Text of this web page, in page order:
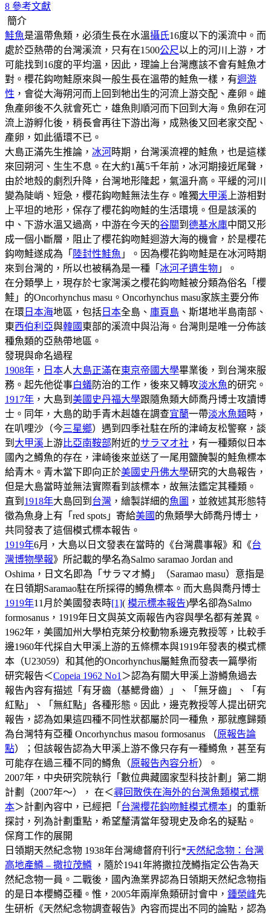
8 參考文獻
簡介
鮭魚是溫帶魚類，必須生長在水溫攝氏16度以下的溪流中。而
處於亞熱帶的台灣溪流，只有在1500公尺以上的河川上游，才
可能找到16度的平均溫，因此，理論上台灣應該不會有鮭魚才
對。櫻花鈎吻鮭原來與一般生長在溫帶的鮭魚一樣，有迴游
性 ，會從大海朔河而上回到牠出生的河流上游交配、產卵。雌
魚產卵後不久就會死亡，雄魚則順河而下回到大海。魚卵在河
流上游孵化後，稍長會再往下游出海，成熟後又回老家交配、
產卵，如此循環不已。
大島正滿先生推論， 冰河時期，台灣溪流裡的鮭魚，也是這樣
來回朔河、生生不息。在大約1萬5千年前，冰河期接近尾聲，
由於地殼的劇烈升降，台灣地形隆起，氣溫升高。平緩的河川
變為陡峭、短急，櫻花鈎吻鮭無法生存。唯獨大甲溪 上游相對
上平坦的地形，保存了櫻花鈎吻鮭的生活環境。但是該溪的
中、下游水溫又過高，中游在今天的谷關到 德基水庫中間又形
成一個小斷層，阻止了櫻花鈎吻鮭迴游大海的機會，於是櫻花
鈎吻鮭遂成為「 陸封性鮭魚 」。因為櫻花鈎吻鮭是在冰河時期
來到台灣的，所以也被稱為是一種「 冰河孑遺生物 」。
在分類學上，現存於七家灣溪之櫻花鈎吻鮭被分類為俗名「櫻
鮭」的Oncorhynchus masu。Oncorhynchus masu家族主要分佈
在環 日本海地區，包括 日本全島、 庫頁島 、斯堪地半島南部、
東西伯利亞與韓國 東部的溪流中與沿海。台灣則是唯一分佈該
種魚類的亞熱帶地區。
發現與命名過程
1908年 ， 日本人大島正滿在東京帝國大學畢業後，到台灣來服
務。起先他從事白蟻防治的工作，後來又轉攻淡水魚的研究。
1917年 ，大島到 美國 史丹福大學跟隨魚類大師喬丹博士攻讀博
士。同年，大島的助手青木赳雄在調查宜蘭一帶淡水魚類時，
在叭哩沙（今三星鄉）遇到四季社駐在所的津崎友松警察，談
到 大甲溪 上游比亞南鞍部 附近的サラマオ社 ，有一種類似日本
國內之鱒魚的存在，津崎後來並送了一尾用鹽醃製的鮭魚標本
給青木。青木當下即向正於美國 史丹佛大學研究的大島報告，
但是大島當時並無法實際看到該標本，故無法鑑定其種類。
直到 1918年大島回到 台灣 ，繪製詳細的魚圖 ，並敘述其形態特
徵為魚身上有「red spots」寄給美國 的魚類學大師喬丹博士，
共同發表了這個模式標本報告。
1919年6月，大島以日文發表在當時的《台灣農事報》和《台
灣博物學報》所記載的學名為Salmo saramao Jordan and
Oshima，日文名即為「サラマオ鱒」（Saramao masu）意指是
在日領期Saramao駐在所採得的鱒魚標本。而大島與喬丹博士
1919年11月於美國發表時[1]( 模示標本報告)學名卻為Salmo
formosanus，1919年日文與英文兩報告內容與學名都有差異。
1962年，美國加州大學柏克萊分校動物系邊克教授等，比較手
邊1960年代採自大甲溪上游的五條標本與1919年發表的模式標
本（U23059）和其他的Oncorhynchus屬鮭魚而發表一篇學術
研究報告＜Copeia 1962 No1 ＞認為有關大甲溪上游鱒魚過去
報告內容有描述「有牙齒（基鰓骨齒）」、「無牙齒」、「有
紅點」、「無紅點」各種形態。因此，邊克教授等人提出研究
報告，認為如果這四種不同性狀都屬於同一種魚，那就應歸類
為台灣特有亞種 Oncorhynchus masou formosanus （原報告論
點）；但該報告認為大甲溪上游不像只存有一種鱒魚，甚至有
可能存在過三種不同的鱒魚（原報告內容分析）。
2007年，中央研究院執行「數位典藏國家型科技計劃」第二期
計劃（2007年～）， 在＜尋回散佚在海外的台灣魚類模式標
本＞計劃內容中，已經把「 台灣櫻花鈎吻鮭模式標本 」的重新
探討，列為計劃重點，希望釐清當年發現史及命名的疑點。
保育工作的展開
日領期天然紀念物 1938年台灣總督府刊行*天然紀念物：台灣
高地產鱒 – 撒拉茂鱒 ，隨於1941年將撒拉茂鱒指定公告為天
然紀念物一員。二戰後，國內漁業界認為日領期天然紀念物指
的是日本櫻鱒亞種。惟，2005年兩岸魚類研討會中， 鍾榮峰先
生研析《天然紀念物調查報告》內容而提出不同的論點，認為